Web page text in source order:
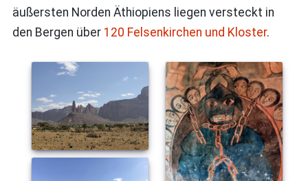
äußersten Norden Äthiopiens liegen versteckt in
den Bergen über 120 Felsenkirchen und Kloster.